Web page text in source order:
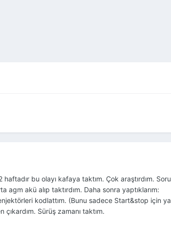
bu olayı kafaya taktım. Çok araştırdım.
agm akü alıp taktırdım. Daha sonra yaptıklarım:
kodlattım. (Bunu sadece Start&stop için
Sürüş zamanı taktım.